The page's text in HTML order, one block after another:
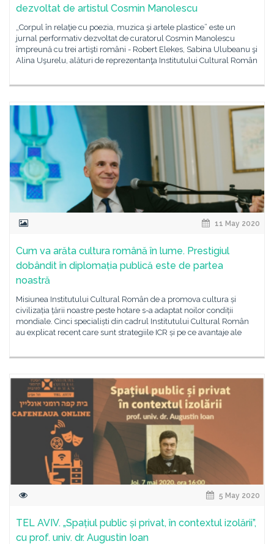
dezvoltat de artistul Cosmin Manolescu
„Corpul în relaţie cu poezia, muzica şi artele plastice” este un
jurnal performativ dezvoltat de curatorul Cosmin Manolescu
împreună cu trei artişti români - Robert Elekes, Sabina Ulubeanu şi
Alina Uşurelu, alături de reprezentanţa Institutului Cultural Român
11 May 2020
Cum va arăta cultura română în lume. Prestigiul
dobândit în diplomația publică este de partea
noastră
Misiunea Institutului Cultural Român de a promova cultura și
civilizația țării noastre peste hotare s-a adaptat noilor condiții
mondiale. Cinci specialiști din cadrul Institutului Cultural Român
au explicat recent care sunt strategiile ICR și pe ce avantaje ale
5 May 2020
TEL AVIV. „Spațiul public și privat, în contextul izolării”,
cu prof. univ. dr. Augustin Ioan